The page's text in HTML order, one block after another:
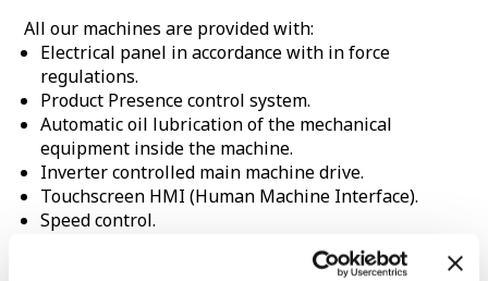
All our machines are provided with:
Electrical panel in accordance with in force
regulations.
Product Presence control system.
Automatic oil lubrication of the mechanical
equipment inside the machine.
Inverter controlled main machine drive.
Touchscreen HMI (Human Machine Interface).
Speed control.
All part in contact with product are food grade.